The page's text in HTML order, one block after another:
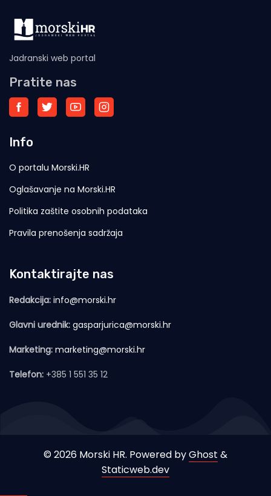
Jadranski web portal
Pratite nas
Info
O portalu Morski.HR
Oglašavanje na Morski.HR
Politika zaštite osobnih podataka
Pravila prenošenja sadržaja
Kontaktirajte nas
Redakcija: info@morski.hr
Glavni urednik: gasparjurica@morski.hr
Marketing: marketing@morski.hr
Telefon: +385 1 551 35 12
© 2026 Morski HR. Powered byGhost &
Staticweb.dev